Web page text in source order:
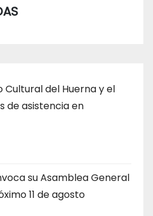
Cultural del Huerna y el
de asistencia en
su Asamblea General
11 de agosto